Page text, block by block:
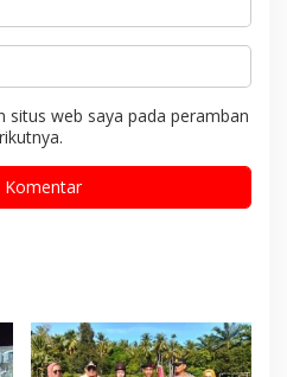
situs web saya pada peramban